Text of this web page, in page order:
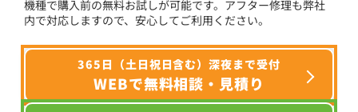
機種で購入前の無料お試しが可能です。アフター修理も弊社
内で対応しますので、安心してご利用ください。
365日（土日祝日含む）深夜まで受付
WEBで無料相談・見積り